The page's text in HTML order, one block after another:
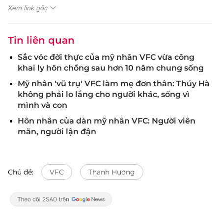
Xem link gốc
Tin liên quan
Sắc vóc đời thực của mỹ nhân VFC vừa công
khai ly hôn chồng sau hơn 10 năm chung sống
Mỹ nhân 'vũ trụ' VFC làm mẹ đơn thân: Thúy Hà
không phải lo lắng cho người khác, sống vì
mình và con
Hôn nhân của dàn mỹ nhân VFC: Người viên
mãn, người lận đận
Chủ đề: VFC Thanh Hương